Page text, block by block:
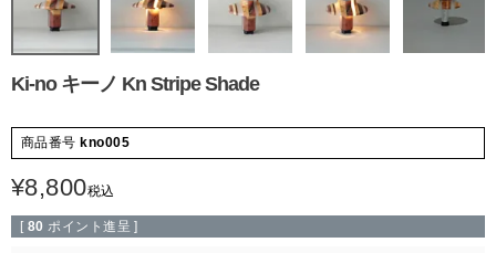
Ki-no キーノ Kn Stripe Shade
商品番号 kno005
¥8,800税込
[ 80 ポイント進呈 ]